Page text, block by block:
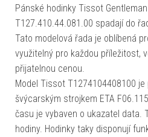
Pánské hodinky Tissot
T127.410.44.081.00 spadají do
Tato modelová řada je oblíbená
využitelný pro každou příležitost,
přijatelnou cenou.
Model Tissot T1274104408100
švýcarským strojkem ETA
času je vybaven o ukazatel data.
hodiny. Hodinky taky disponují